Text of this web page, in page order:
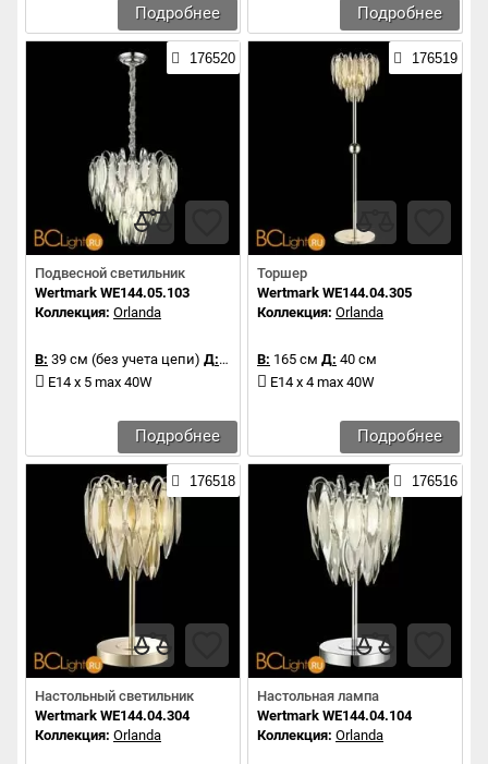
Подробнее Подробнее
176520
Подвесной светильник
Wertmark WE144.05.103
Коллекция: Orlanda
В: 39 см (без учета цепи) Д:40 см
E14 x 5 max 40W
Подробнее
176519
Торшер
Wertmark WE144.04.305
Коллекция: Orlanda
В: 165 см Д: 40 см
E14 x 4 max 40W
Подробнее
176518
Настольный светильник
Wertmark WE144.04.304
Коллекция: Orlanda
176516
Настольная лампа
Wertmark WE144.04.104
Коллекция: Orlanda